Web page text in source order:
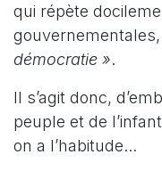
qui répète
gouvernementales,
démocratie ».
Il s’agit donc,
peuple et de
on a l’habitude...